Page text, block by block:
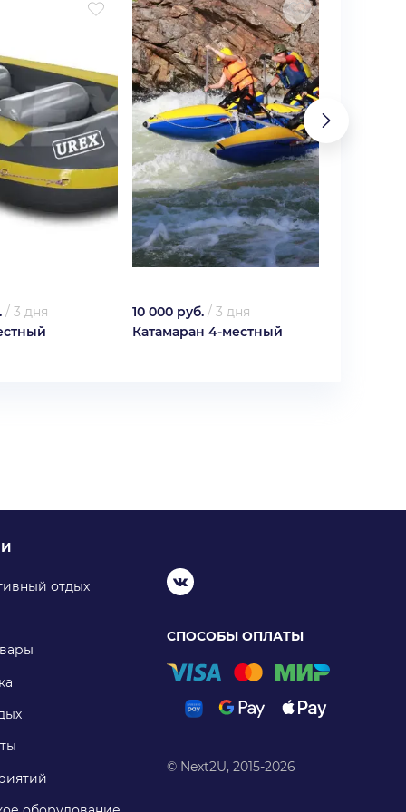
/ 3 дня
10 000 руб. / 3 дня
Катамаран 4-местный
отдых
СПОСОБЫ ОПЛАТЫ
© Next2U, 2015-2026